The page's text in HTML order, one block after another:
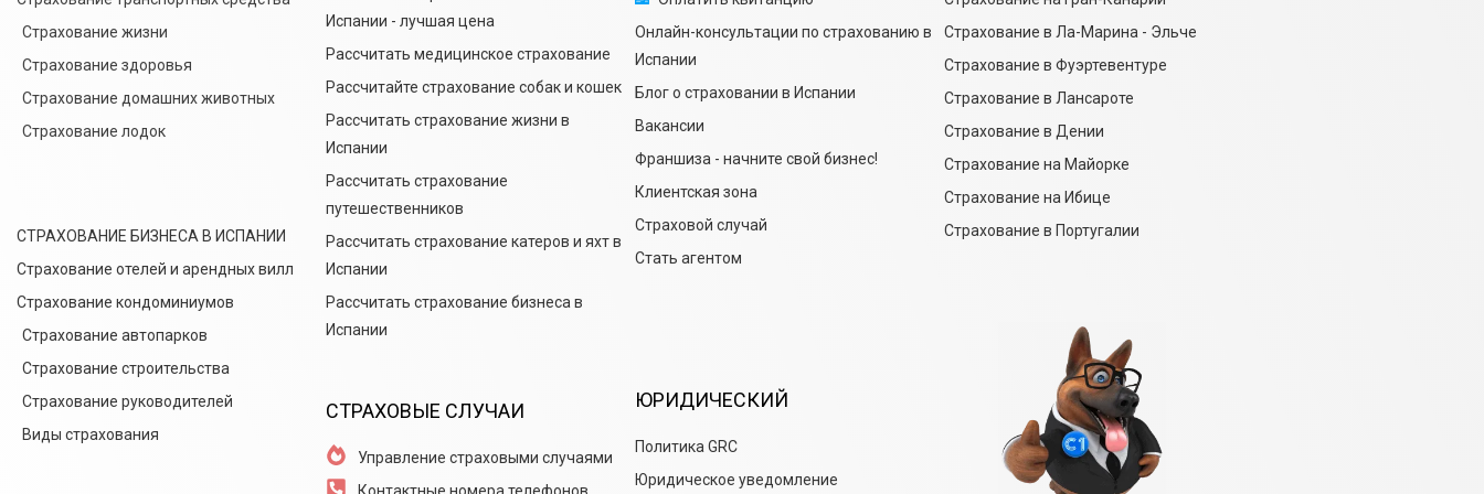
Страхование жизни
Страхование здоровья
Страхование домашних животных
Страхование лодок
СТРАХОВАНИЕ БИЗНЕСА В ИСПАНИИ
Страхование отелей и арендных вилл
Страхование кондоминиумов
Страхование автопарков
Страхование строительства
Страхование руководителей
Виды страхования
Испании - лучшая цена
Рассчитать медицинское страхование
Рассчитайте страхование собак и кошек
Рассчитать страхование жизни в
Испании
Рассчитать страхование
путешественников
Рассчитать страхование катеров и яхт в
Испании
Рассчитать страхование бизнеса в
Испании
СТРАХОВЫЕ СЛУЧАИ
Управление страховыми случаями
Онлайн-консультации по страхованию в
Испании
Блог о страховании в Испании
Вакансии
Франшиза - начните свой бизнес!
Клиентская зона
Страховой случай
Стать агентом
ЮРИДИЧЕСКИЙ
Политика GRC
Юридическое уведомление
Страхование в Ла-Марина - Эльче
Страхование в Фуэртевентуре
Страхование в Лансароте
Страхование в Дении
Страхование на Майорке
Страхование на Ибице
Страхование в Португалии